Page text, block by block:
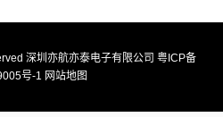
深圳亦航亦泰电子有限公司 粤ICP备
号-1 网站地图